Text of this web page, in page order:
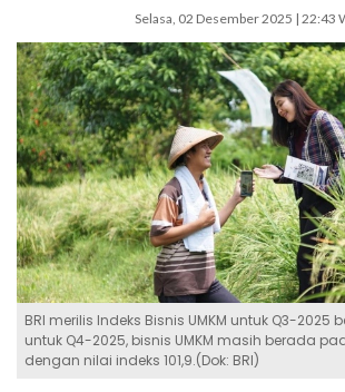
Selasa, 02 Desember 2025 | 22:43
BRI merilis Indeks Bisnis UMKM untuk Q3-2025
untuk Q4-2025, bisnis UMKM masih berada
dengan nilai indeks 101,9.(Dok: BRI)